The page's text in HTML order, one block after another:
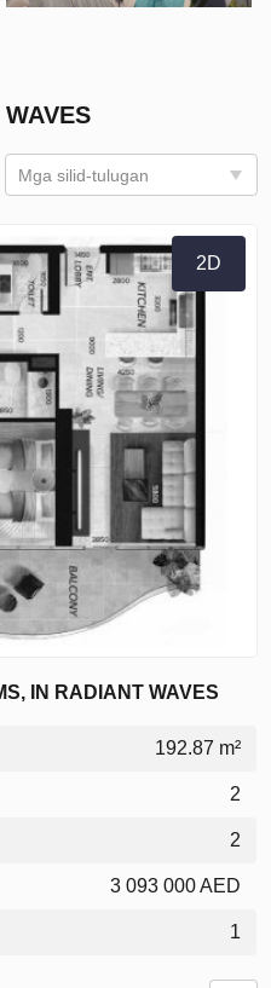
Mga silid-tulugan
2D
IN RADIANT WAVES
192.87 m²
2
2
3 093 000 AED
1